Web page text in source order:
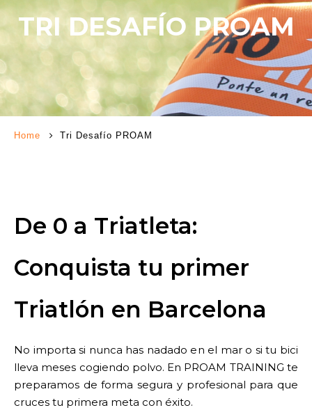
TRI DESAFÍO PROAM
Home Tri Desafío PROAM
De 0 a Triatleta:
Conquista tu primer
Triatlón en Barcelona
No importa si nunca has nadado en el mar o si tu bici
lleva meses cogiendo polvo. En PROAM TRAINING te
preparamos de forma segura y profesional para que
cruces tu primera meta con éxito.